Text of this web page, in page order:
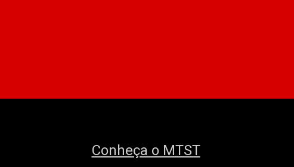
Conheça o MTST